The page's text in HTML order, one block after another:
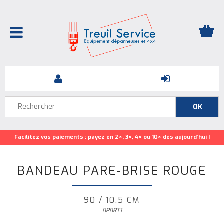
Facilitez vos paiements : payez en 2×, 3×, 4× ou 10× dès aujourd’hui !
BANDEAU PARE-BRISE ROUGE
90 / 10.5 CM
BPBRT1